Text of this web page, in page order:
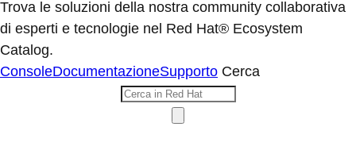
Trova le soluzioni della nostra community collaborativa
di esperti e tecnologie nel Red Hat® Ecosystem
Catalog.
ConsoleDocumentazioneSupporto Cerca